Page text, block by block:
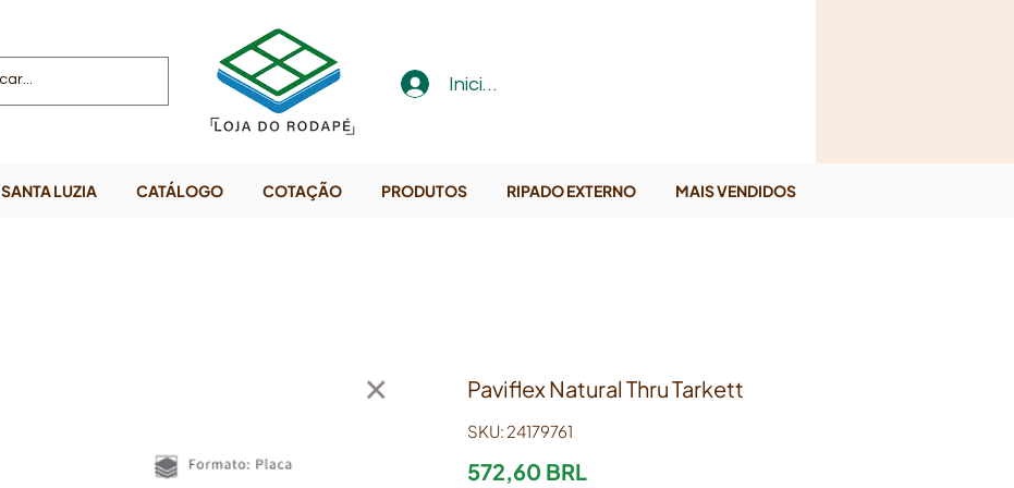
Iniciar sesión
SANTA LUZIA CATÁLOGO COTAÇÃO PRODUTOS RIPADO EXTERNO MAIS VENDIDOS
Paviflex Natural Thru Tarkett
SKU: 24179761
572,60 BRLPrecio